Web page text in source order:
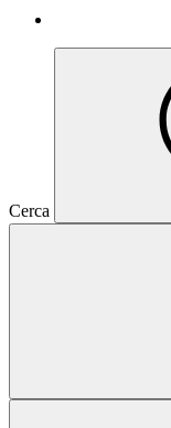
Cerca